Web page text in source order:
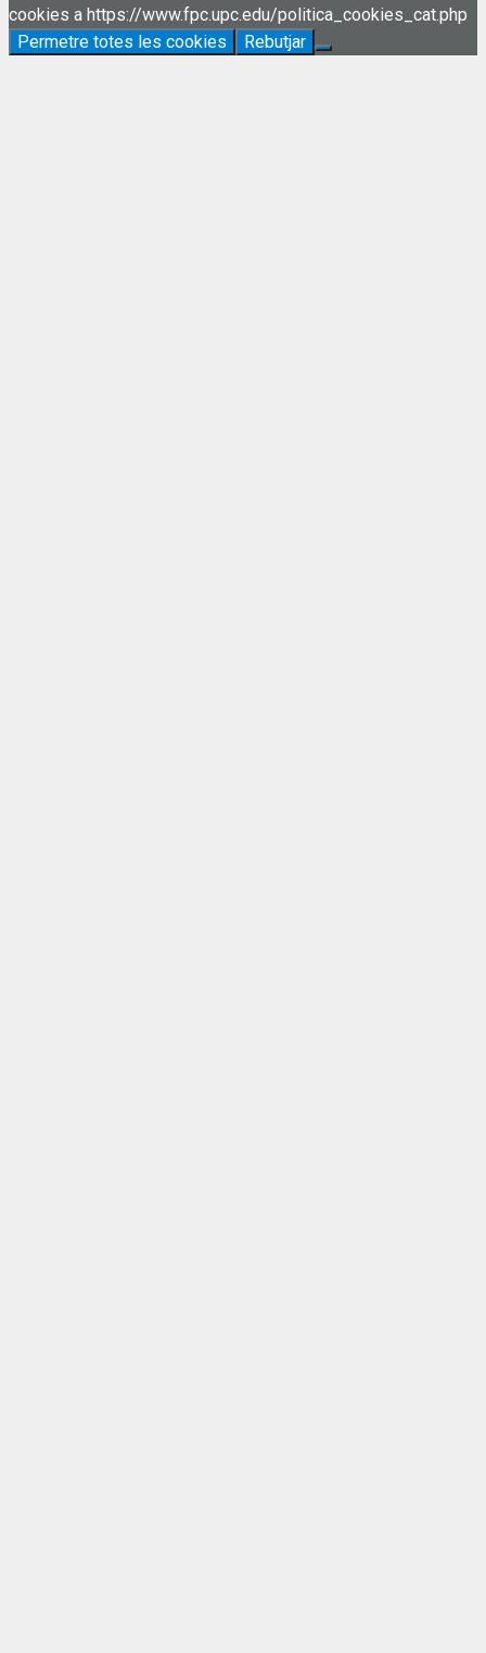
cookies a https://www.fpc.upc.edu/politica_cookies_cat.php
Permetre totes les cookies
Rebutjar